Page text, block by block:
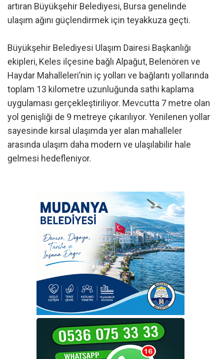
artıran Büyükşehir Belediyesi, Bursa genelinde
ulaşım ağını güçlendirmek için teyakkuza geçti.
Büyükşehir Belediyesi Ulaşım Dairesi Başkanlığı
ekipleri, Keles ilçesine bağlı Alpağut, Belenören ve
Haydar Mahalleleri’nin iç yolları ve bağlantı yollarında
toplam 13 kilometre uzunluğunda sathi kaplama
uygulaması gerçekleştiriliyor. Mevcutta 7 metre olan
yol genişliği de 9 metreye çıkarılıyor. Yenilenen yollar
sayesinde kırsal ulaşımda yer alan mahalleler
arasında ulaşım daha modern ve ulaşılabilir hale
gelmesi hedefleniyor.